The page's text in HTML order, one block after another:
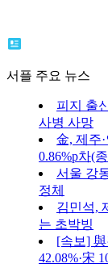
서플 주요 뉴스
피지 출
사병 사망
金, 제주
0.86%p차(
서울 강
정체
김민석,
는 초박빙
[속보]
42.08%·宋